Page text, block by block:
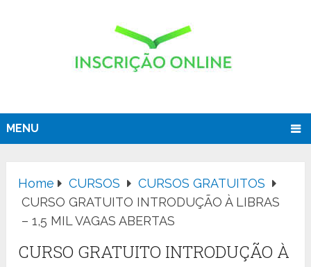
MENU
Home CURSOS
CURSOS GRATUITOS
CURSO GRATUITO INTRODUÇÃO À LIBRAS
– 1,5 MIL VAGAS ABERTAS
CURSO GRATUITO INTRODUÇÃO À